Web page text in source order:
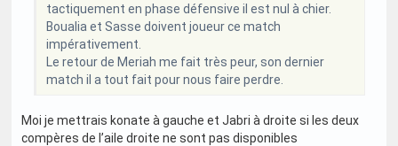
tactiquement en phase défensive il est nul à chier.
Boualia et Sasse doivent joueur ce match
impérativement.
Le retour de Meriah me fait très peur, son dernier
match il a tout fait pour nous faire perdre.
Moi je mettrais konate à gauche et Jabri à droite si les deux
compères de l’aile droite ne sont pas disponibles